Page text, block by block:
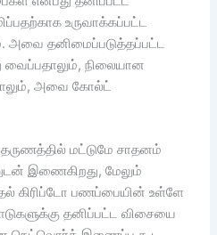
உருவாக்கப்பட்ட
அவை தனிமைப்படுத்தப்பட்ட
வைப்பதாலும், நிலையான
அவை கோல்ட்
மட்டுமே சாதனம்
இணைகிறது, மேலும்
கிரிப்டோ பணப்பையின் உள்ளே
தனிப்பட்ட விசையை